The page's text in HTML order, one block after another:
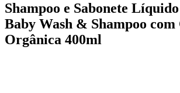
Shampoo e Sabonete
Baby Wash & Shampoo
Orgânica 400ml